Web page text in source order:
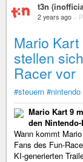
t3n
2 years ago –
Mario
stellen
Racer vor
#steuern #nintendo
Mario Kart 9
den
Wann kommt
Fans des Fun-
KI-generierten